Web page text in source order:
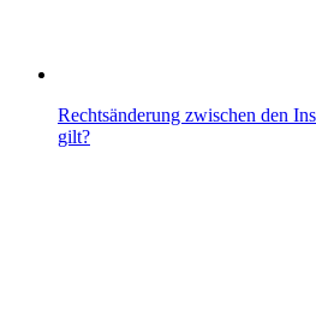
Rechtsänderung zwischen den
gilt?